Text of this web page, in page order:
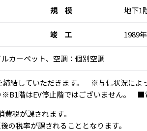
規 模 地下1
竣 工 1989
カーペット、空調：個別空調
結していただきます。 ※与信状況によ
階はEV停止階ではございません。 ■電
税が課されます。
の税率が課されることとなります。